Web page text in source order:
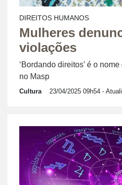
DIREITOS HUMANOS
Mulheres
violações
‘Bordando direitos’ é o
no Masp
Cultura 23/04/2025 09h54 -